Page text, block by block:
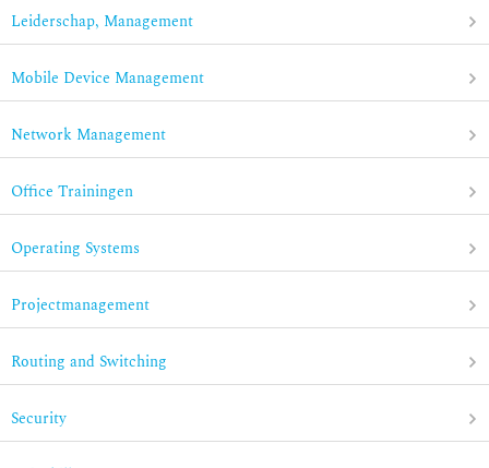
Leiderschap, Management
Mobile Device Management
Network Management
Office Trainingen
Operating Systems
Projectmanagement
Routing and Switching
Security